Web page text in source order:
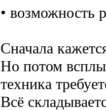
• возможность
Сначала
Но потом
техника
Всё